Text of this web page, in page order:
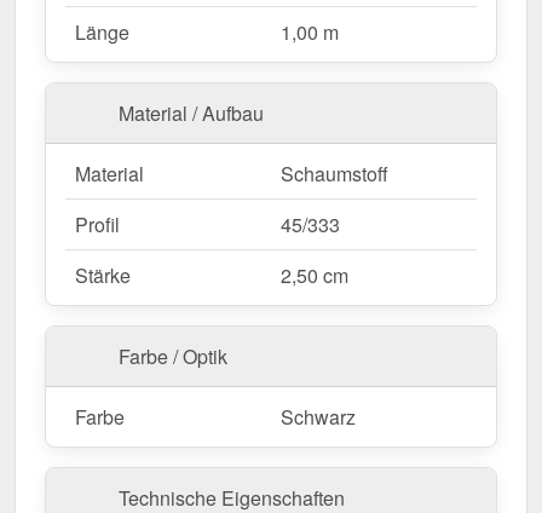
Länge
1,00 m
Material / Aufbau
Material
Schaumstoff
Profil
45/333
Stärke
2,50 cm
Farbe / Optik
Farbe Schwarz
Technische Eigenschaften